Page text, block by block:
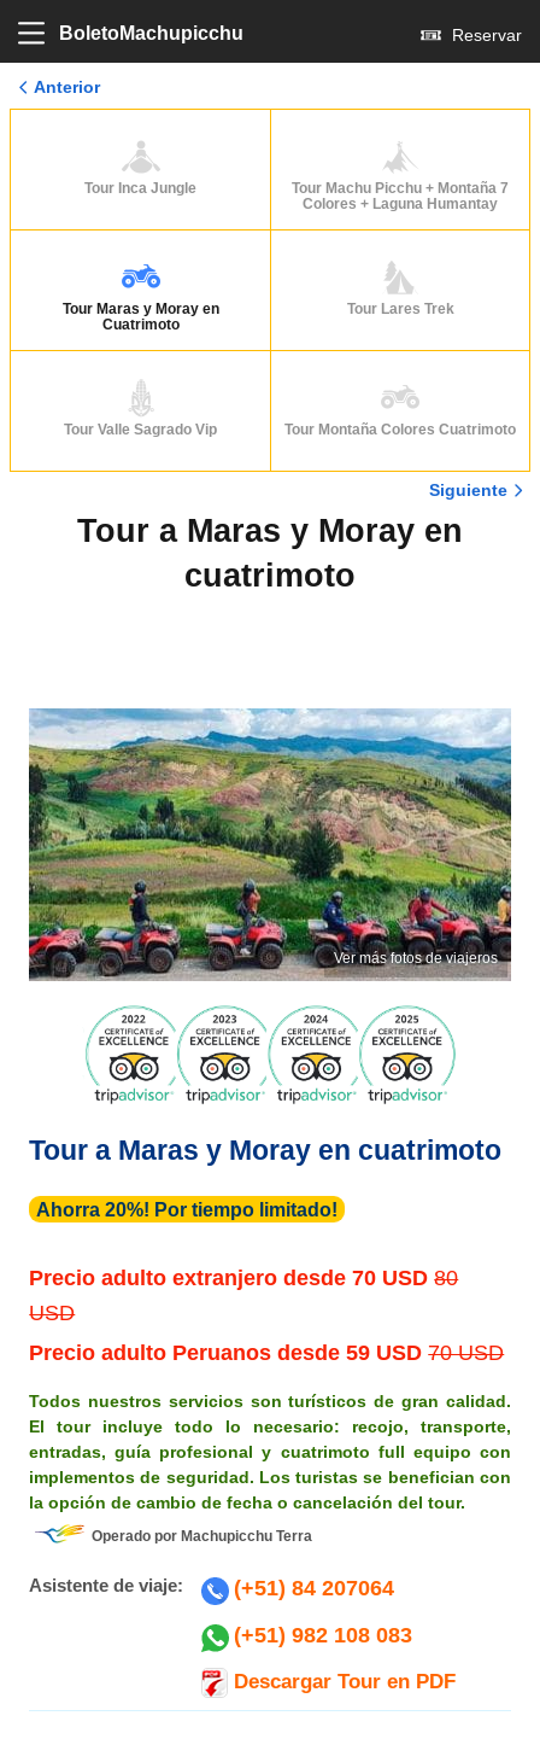
BoletoMachupicchu Reservar
Tour Inca Jungle
Anterior
Tour Machu Picchu + Montaña 7
Colores + Laguna Humantay
Tour Maras y Moray en
Cuatrimoto
Tour Lares Trek
Tour Valle Sagrado Vip Tour Montaña Colores Cuatrimoto
Siguiente
Tour a Maras y Moray en
cuatrimoto
Ver más fotos de viajeros
Tour a Maras y Moray en cuatrimoto
Ahorra 20%! Por tiempo limitado!
Precio adulto extranjero desde70 USD 80
USD
Precio adulto Peruanos desde59 USD 70 USD
Todos nuestros servicios son turísticos de gran calidad.
El tour incluye todo lo necesario: recojo, transporte,
entradas, guía profesional y cuatrimoto full equipo con
implementos de seguridad. Los turistas se benefician con
la opción de cambio de fecha o cancelación del tour.
Operado por Machupicchu Terra
Asistente de viaje:
(+51) 84 207064
(+51) 982 108 083
Descargar Tour en PDF